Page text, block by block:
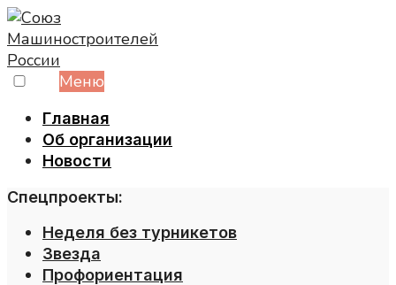
Skip
to
content
Меню
Главная
Об организации
Новости
Спецпроекты:
Неделя без турникетов
Звезда
Профориентация